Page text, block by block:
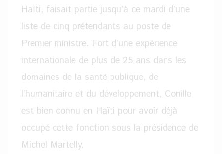
Haïti, faisait partie jusqu’à ce mardi d’une
liste de cinq prétendants au poste de
Premier ministre. Fort d’une expérience
internationale de plus de 25 ans dans les
domaines de la santé publique, de
l’humanitaire et du développement, Conille
est bien connu en Haïti pour avoir déjà
occupé cette fonction sous la présidence de
Michel Martelly.